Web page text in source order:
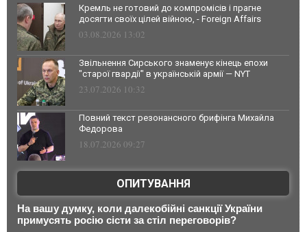
Кремль не готовий до компромісів і прагне
досягти своїх цілей війною, - Foreign Affairs
03.08.2026 13:02
Звільнення Сирського знаменує кінець епохи
"старої гвардії" в українській армії — NYT
23.07.2026 10:32
Повний текст резонансного брифінга Михайла
Федорова
18.07.2026 09:27
ОПИТУВАННЯ
На вашу думку, коли далекобійні санкції України
примусять росію сісти за стіл переговорів?